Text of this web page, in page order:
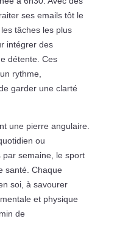
ses emails tôt le
tâches les plus
intégrer des
détente. Ces
rythme,
garder une clarté
une pierre angulaire.
ou
semaine, le sport
santé. Chaque
soi, à savourer
et physique
de